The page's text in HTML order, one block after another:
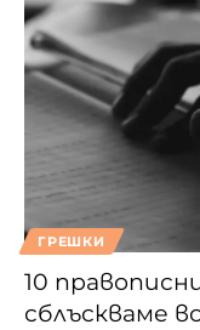
ГРЕШКИ
10
сблъскваме